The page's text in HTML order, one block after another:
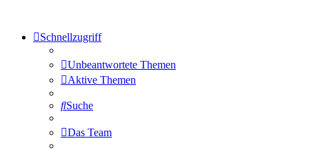
Schnellzugriff
Unbeantwortete Themen
Aktive Themen
Suche
Das Team